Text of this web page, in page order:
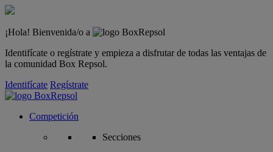
¡Hola! Bienvenida/o a
Identifícate o regístrate y empieza a disfrutar de todas las ventajas de
la comunidad Box Repsol.
Identifícate Regístrate
Competición
Secciones